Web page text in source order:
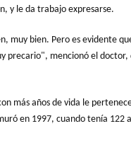
y le da trabajo expresarse.
muy bien. Pero es evidente
precario", mencionó el doctor,
más años de vida le
en 1997, cuando tenía 122